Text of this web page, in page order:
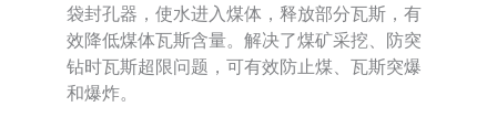
袋封孔器，使水进入煤体，释放部分瓦斯，有
效降低煤体瓦斯含量。解决了煤矿采挖、防突
钻时瓦斯超限问题，可有效防止煤、瓦斯突爆
和爆炸。